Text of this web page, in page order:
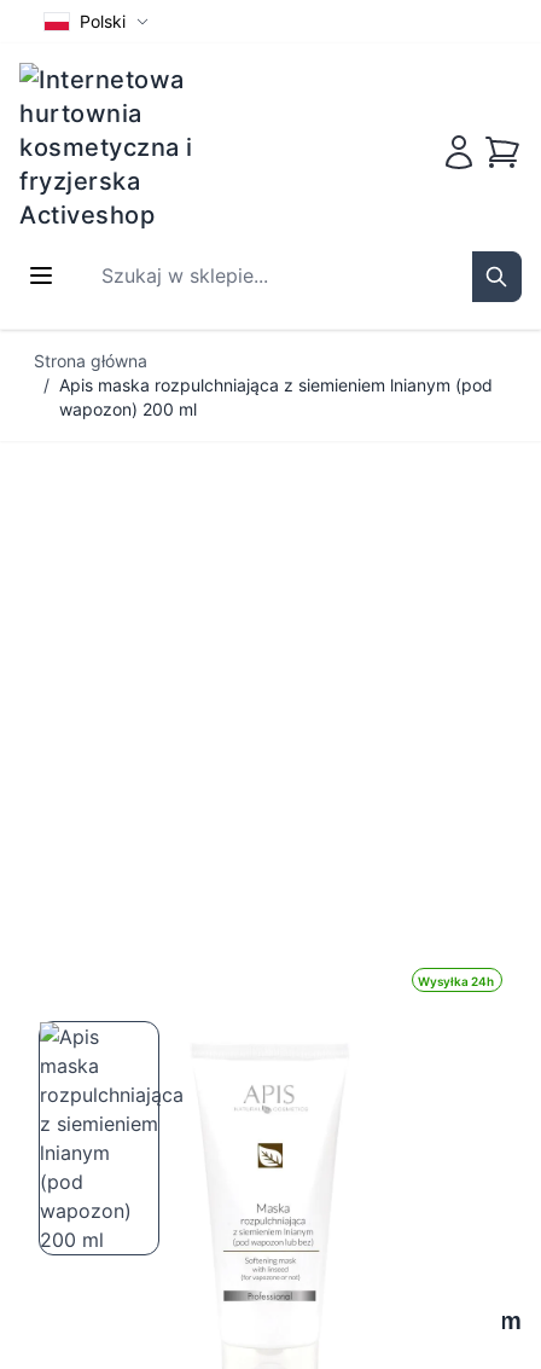
Polski
Szukaj w sklepie...
Strona główna
/ Apis maska rozpulchniająca z siemieniem lnianym (pod
wapozon) 200 ml
Wysyłka 24h
Apis maska rozpulchniająca z siemieniem
lnianym (pod wapozon) 200 ml